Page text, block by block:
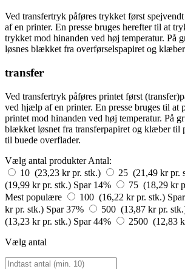
Ved transfertryk påføres trykket først
af en printer. En presse bruges herefter til at
trykket mod hinanden ved høj temperatur. På
løsnes blækket fra overførselspapiret og
transfer
Ved transfertryk påføres printet først
ved hjælp af en printer. En presse bruges til at
printet mod hinanden ved høj temperatur. På
blækket løsnet fra transferpapiret og klæber til
til buede overflader.
Vælg antal produkter Antal:
10 (23,23 kr pr. stk.)
25 (21,49 kr pr.
(19,99 kr pr. stk.) Spar 14% 75 (18,29 kr
Mest populære
100 (16,22 kr pr. stk.)
kr pr. stk.) Spar 37% 500 (13,87 kr pr.
(13,23 kr pr. stk.) Spar 44% 2500 (12,83
Vælg antal